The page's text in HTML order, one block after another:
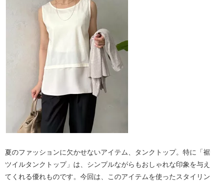
夏のファッションに欠かせないアイテム、タンクトップ。特に「裾
ツイルタンクトップ」は、シンプルながらもおしゃれな印象を与え
てくれる優れものです。今回は、このアイテムを使ったスタイリン